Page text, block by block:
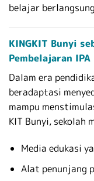
belajar
KINGKIT Bunyi
Pembelajaran
Dalam era
beradaptasi
mampu
KIT Bunyi, sekolah
Media edukasi
Alat penunjang